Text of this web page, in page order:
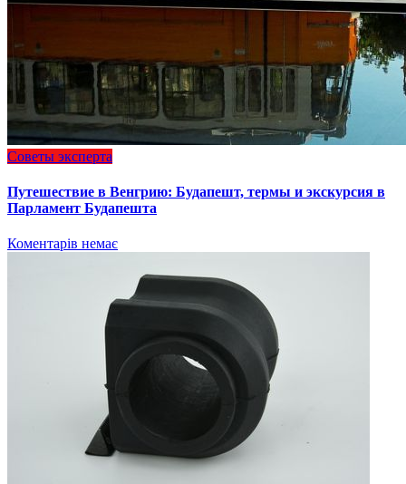
Советы эксперта
Путешествие в Венгрию: Будапешт, термы и экскурсия в
Парламент Будапешта
Коментарів немає